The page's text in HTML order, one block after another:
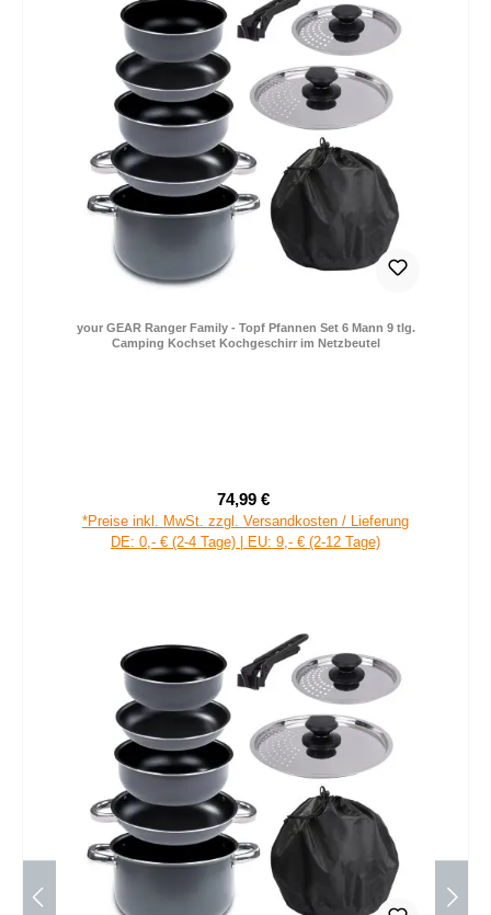
your GEAR Ranger Family - Topf Pfannen Set 6 Mann 9 tlg.
Camping Kochset Kochgeschirr im Netzbeutel
Verkaufspreis:
74,99 €
*Preise inkl. MwSt. zzgl. Versandkosten / Lieferung
DE: 0,- € (2-4 Tage) | EU: 9,- € (2-12 Tage)